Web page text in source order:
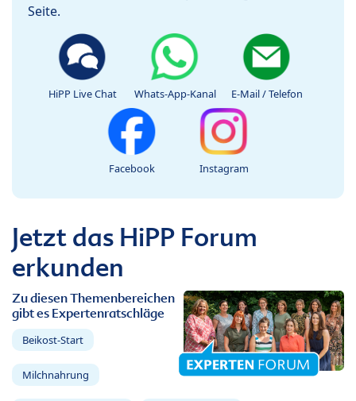
Seite.
HiPP Live Chat Whats-App-Kanal E-Mail / Telefon
Facebook Instagram
Jetzt das HiPP Forum
erkunden
Zu diesen Themenbereichen
gibt es Expertenratschläge
Beikost-Start
Milchnahrung